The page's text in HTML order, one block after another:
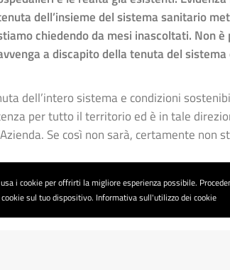
dell’insieme del sistema sanitario
chiedendo da mesi inascoltati. Non
a discapito della tenuta del
dell’intero sistema e condizioni
per tutto il territorio ed è in tale
Se così non sarà, certamente non
i cookie per offrirti la migliore esperienza possibile.
sul tuo dispositivo. Informativa sull'utilizzo dei cookie